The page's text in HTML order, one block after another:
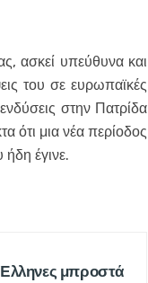
ασκεί υπεύθυνα και
του σε ευρωπαϊκές
στην Πατρίδα
ότι μια νέα περίοδος
έγινε.
μπροστά